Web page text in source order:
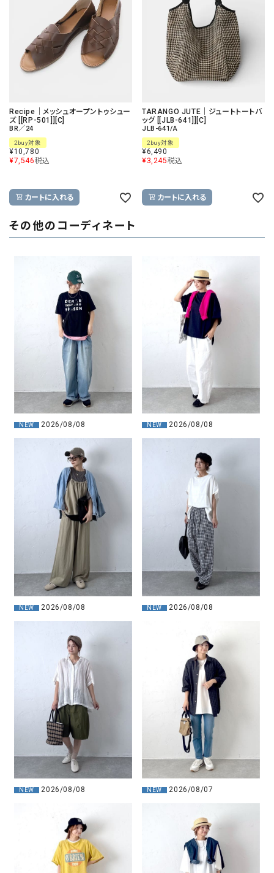
Recipe｜メッシュオープントゥシュー
ズ [[RP-501]][C]
BR／24
2buy対象
¥10,780
¥7,546税込
カートに入れる
TARANGO JUTE｜ジュートトートバ
ッグ [[JLB-641]][C]
JLB-641/A
2buy対象
¥6,490
¥3,245税込
カートに入れる
その他のコーディネート
NEW 2026/08/08 NEW 2026/08/08
NEW 2026/08/08 NEW 2026/08/08
NEW 2026/08/08 NEW 2026/08/07